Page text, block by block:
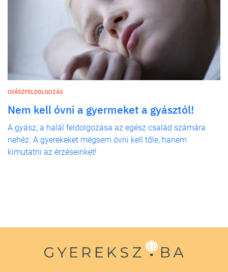
GYÁSZFELDOLGOZÁS
Nem kell óvni a gyermeket a gyásztól!
A gyász, a halál feldolgozása az egész család számára
nehéz. A gyerekeket mégsem óvni kell tőle, hanem
kimutatni az érzéseinket!